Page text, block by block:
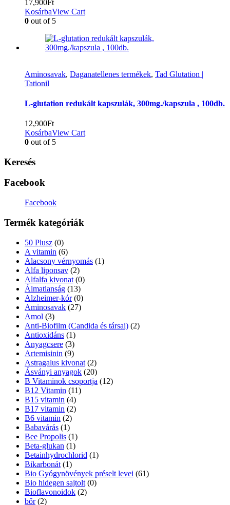
17,900Ft
KosárbaView Cart
0 out of 5
Aminosavak, Daganatellenes termékek, Tad Glutation |
Tationil
L-glutation redukált kapszulák, 300mg./kapszula , 100db.
12,900Ft
KosárbaView Cart
0 out of 5
Keresés
Facebook
Facebook
Termék kategóriák
50 Plusz (0)
A vitamin (6)
Alacsony vérnyomás (1)
Alfa liponsav (2)
Alfalfa kivonat (0)
Álmatlanság (13)
Alzheimer-kór (0)
Aminosavak (27)
Amol (3)
Anti-Biofilm (Candida és társai) (2)
Antioxidáns (1)
Anyagcsere (3)
Artemisinin (9)
Astragalus kivonat (2)
Ásványi anyagok (20)
B Vitaminok csoportja (12)
B12 Vitamin (11)
B15 vitamin (4)
B17 vitamin (2)
B6 vitamin (2)
Babavárás (1)
Bee Propolis (1)
Beta-glukan (1)
Betainhydrochlorid (1)
Bikarbonát (1)
Bio Gyógynövények préselt levei (61)
Bio hidegen sajtolt (0)
Bioflavonoidok (2)
bőr (2)